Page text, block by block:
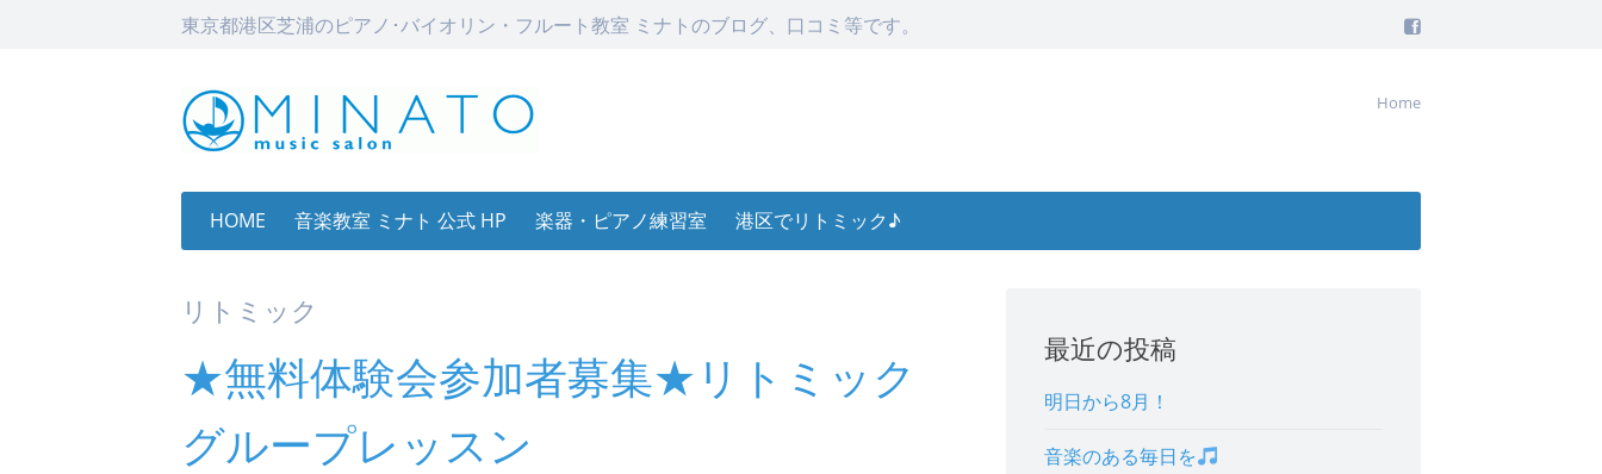
東京都港区芝浦のピアノ･バイオリン・フルート教室 ミナトのブログ、口コミ等です。
Home
to
HOME 音楽教室 ミナト 公式 HP 楽器・ピアノ練習室 港区でリトミック♪
リトミック
★無料体験会参加者募集★リトミック
グループレッスン
最近の投稿
明日から8月！
音楽のある毎日を